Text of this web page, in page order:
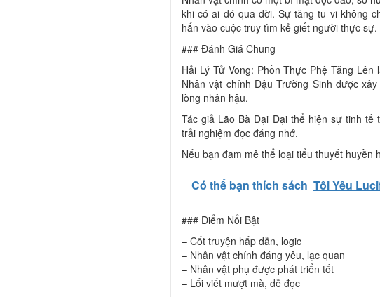
khi có ai đó qua đời. Sự tăng tu vi không
hắn vào cuộc truy tìm kẻ giết người thực sự.
### Đánh Giá Chung
Hải Lý Tử Vong: Phồn Thực Phệ Tăng
Nhân vật chính Đậu Trường Sinh được
lòng nhân hậu.
Tác giả Lão Bà Đại Đại thể hiện sự tinh tế
trải nghiệm đọc đáng nhớ.
Nếu bạn đam mê thể loại tiểu thuyết
Có thể bạn thích sách Tôi Yêu
### Điểm Nổi Bật
– Cốt truyện hấp dẫn, logic
– Nhân vật chính đáng yêu, lạc quan
– Nhân vật phụ được phát triển tốt
– Lối viết mượt mà, dễ đọc